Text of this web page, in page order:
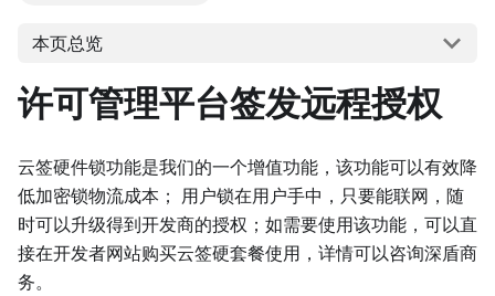
本页总览
许可管理平台签发远程授权
云签硬件锁功能是我们的一个增值功能，该功能可以有效降
低加密锁物流成本； 用户锁在用户手中，只要能联网，随
时可以升级得到开发商的授权；如需要使用该功能，可以直
接在开发者网站购买云签硬套餐使用，详情可以咨询深盾商
务。